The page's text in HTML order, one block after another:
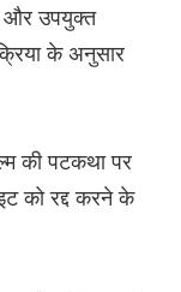
और उपयुक्त
के अनुसार
की पटकथा पर
को रद्द करने के